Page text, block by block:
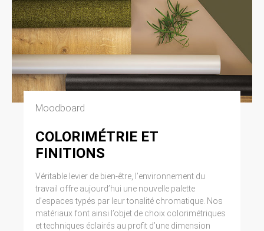
Moodboard
COLORIMÉTRIE ET
FINITIONS
Véritable levier de bien-être, l’environnement du
travail offre aujourd’hui une nouvelle palette
d’espaces typés par leur tonalité chromatique. Nos
matériaux font ainsi l’objet de choix colorimétriques
et techniques éclairés au profit d’une dimension